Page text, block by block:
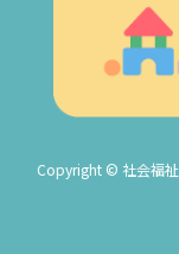
Copyright © 社会福祉